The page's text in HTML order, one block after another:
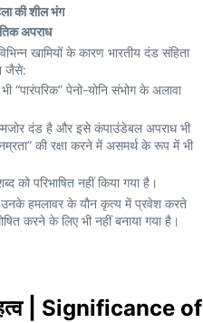
की शील भंग
अपराध
खामियों के कारण भारतीय दंड संहिता
जैसे:
“पारंपरिक” पेनो-योनि संभोग के अलावा
दंड है और इसे कंपाउंडेबल अपराध भी
की रक्षा करने में असमर्थ के रूप में भी
को परिभाषित नहीं किया गया है।
उनके हमलावर के यौन कृत्य में प्रवेश करते
करने के लिए भी नहीं बनाया गया है।
| Significance of